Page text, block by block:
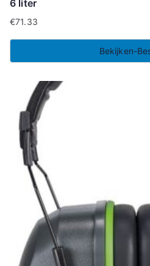
6 liter
€71.33
Bekijken-